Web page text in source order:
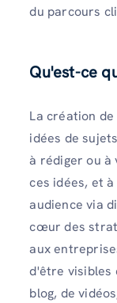
du parcours
Qu'est-ce
La création
idées de
à rédiger ou à
ces idées, et
audience via
cœur des
aux
d'être visibles
blog, de